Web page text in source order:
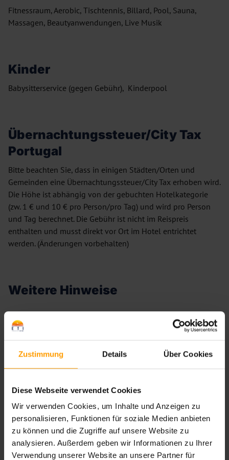
Zustimmung Details Über Cookies
Diese Webseite verwendet Cookies
Wir verwenden Cookies, um Inhalte und Anzeigen zu
personalisieren, Funktionen für soziale Medien anbieten
zu können und die Zugriffe auf unsere Website zu
analysieren. Außerdem geben wir Informationen zu Ihrer
Verwendung unserer Website an unsere Partner für
Fitnessraum, Aerobic, Tischtennis, Billard, Pool, Sauna,
Massagen, Beautyanwendungen, Live Musik
Kinder
Babysitterservice (gegen Gebühr), Kinderpool
Übernachtungssteuer/City Tax
Portugal
Bitte beachten Sie, dass in einigen Städten/Orten und
Gemeinden eine Übernachtungssteuer/City Tax erhoben wird.
Die Höhe ist abhängig von der gebuchten Hotelkategorie
(zw. 1 € und 10 € pro Person/pro Tag) und wird pro Person
und Tag berechnet. Die Gebühr ist nicht im Reispreis
enthalten und musst direkt vor Ort im Hotel entrichtet
werden. (Änderungen vorbehalten)
Weitere Hinweise
Bewertungen
/ —
Bewertungen werden geladen ...